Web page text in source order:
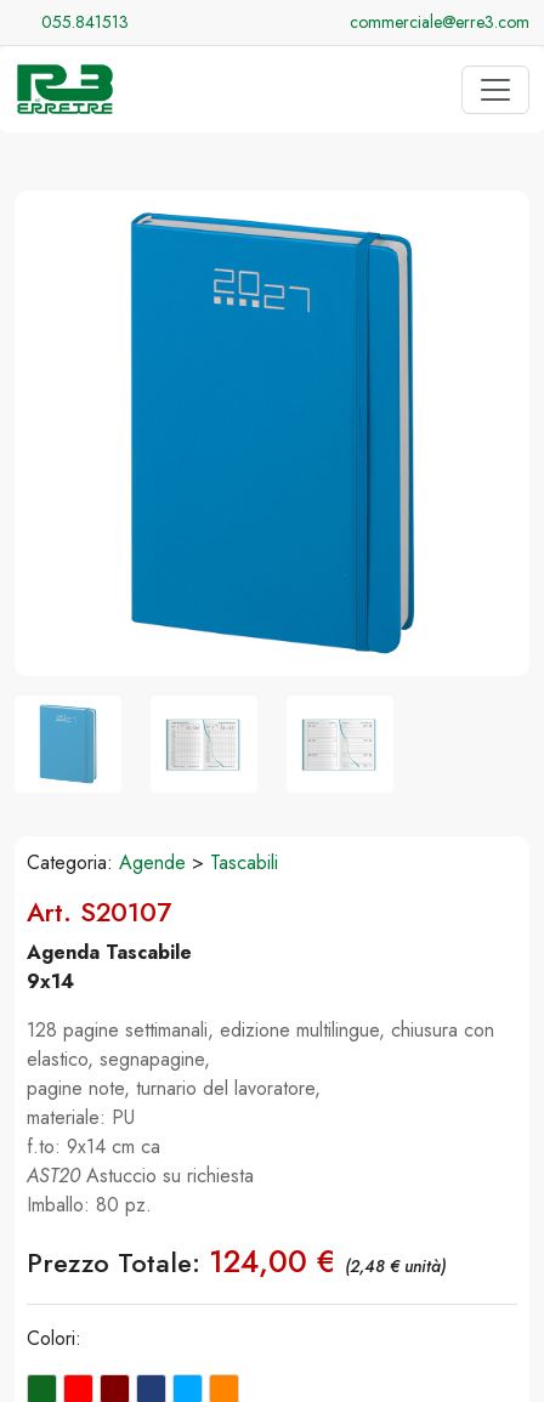
055.841513 commerciale@erre3.com
Categoria: Agende > Tascabili
Art. S20107
Agenda Tascabile
9x14
128 pagine settimanali, edizione multilingue, chiusura con
elastico, segnapagine,
pagine note, turnario del lavoratore,
materiale: PU
f.to: 9x14 cm ca
AST20Astuccio su richiesta
Imballo: 80 pz.
Prezzo Totale: 124,00 € (2,48 € unità)
Colori: